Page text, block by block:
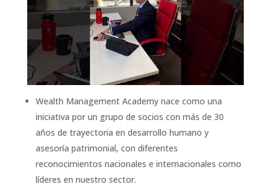
Wealth Management Academy nace como una
iniciativa por un grupo de socios con más de 30
años de trayectoria en desarrollo humano y
asesoría patrimonial, con diferentes
reconocimientos nacionales e internacionales como
líderes en nuestro sector.